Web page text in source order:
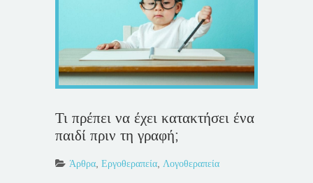
Τι πρέπει να έχει κατακτήσει ένα
παιδί πριν τη γραφή;
Άρθρα, Εργοθεραπεία, Λογοθεραπεία